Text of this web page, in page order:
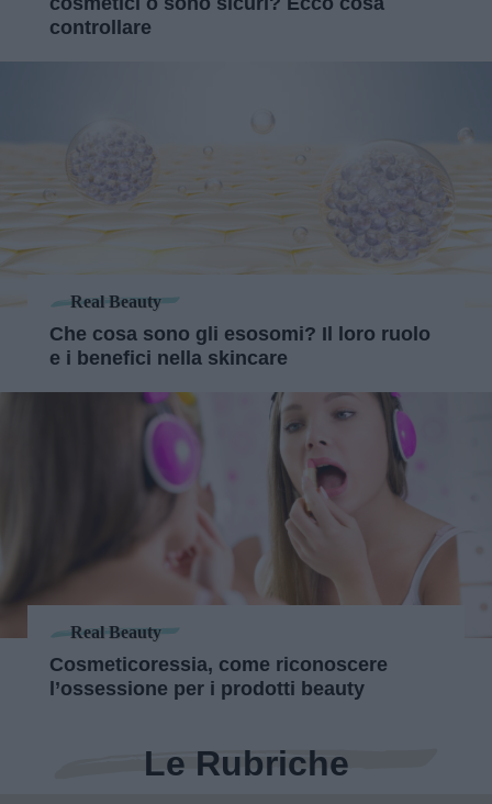
controllare
Real Beauty
Che cosa sono gli esosomi? Il loro ruolo
e i benefici nella skincare
Real Beauty
Cosmeticoressia, come riconoscere
l’ossessione per i prodotti beauty
Le Rubriche